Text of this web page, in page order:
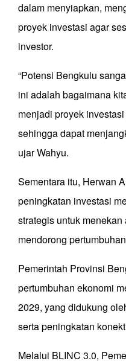
dalam menyiapkan,
proyek investasi agar
investor.
“Potensi Bengkulu
ini adalah bagaimana
menjadi proyek
sehingga dapat
ujar Wahyu.
Sementara itu, Herwan
peningkatan investasi
strategis untuk
mendorong
Pemerintah Provinsi
pertumbuhan ekonomi
2029, yang didukung
serta peningkatan
Melalui BLINC 3.0,